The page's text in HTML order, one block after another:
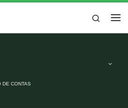
Search
DE CONTAS